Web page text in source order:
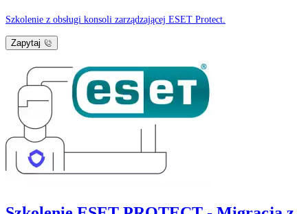
Szkolenie z obsługi konsoli zarządzającej ESET Protect.
Zapytaj